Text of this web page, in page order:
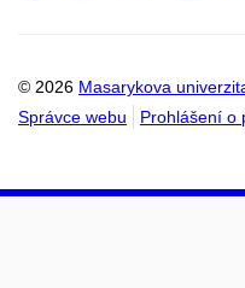
© 2026 Masarykova
Správce webu
Prohlášení o